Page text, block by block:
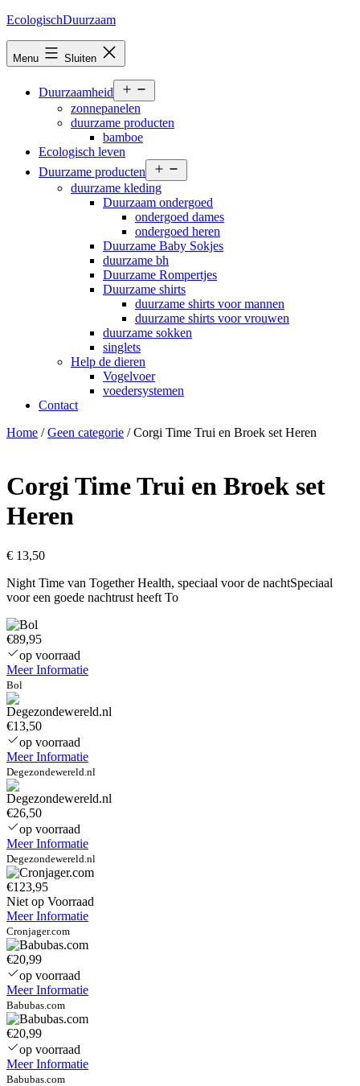
Ga
inhoud
EcologischDuurzaam
Menu Sluiten
Duurzaamheid
menu
zonnepanelen
duurzame producten
bamboe
Ecologisch leven
Duurzame producten
menu
duurzame kleding
Duurzaam ondergoed
ondergoed dames
ondergoed heren
Duurzame Baby Sokjes
duurzame bh
Duurzame Rompertjes
Duurzame shirts
duurzame shirts voor mannen
duurzame shirts voor vrouwen
duurzame sokken
singlets
Help de dieren
Vogelvoer
voedersystemen
Contact
Home /Geen categorie / Corgi Time Trui en Broek set Heren
Corgi Time Trui en Broek set
Heren
€ 13,50
Night Time van Together Health, speciaal voor de nachtSpeciaal
voor een goede nachtrust heeft To
€89,95
op voorraad
Meer Informatie
Bol
€13,50
op voorraad
Meer Informatie
Degezondewereld.nl
€26,50
op voorraad
Meer Informatie
Degezondewereld.nl
€123,95
Niet op Voorraad
Meer Informatie
Cronjager.com
€20,99
op voorraad
Meer Informatie
Babubas.com
€20,99
op voorraad
Meer Informatie
Babubas.com